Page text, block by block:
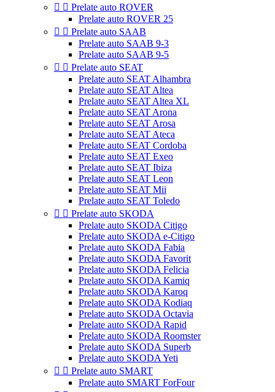
  Prelate auto ROVER
Prelate auto ROVER 25
  Prelate auto SAAB
Prelate auto SAAB 9-3
Prelate auto SAAB 9-5
  Prelate auto SEAT
Prelate auto SEAT Alhambra
Prelate auto SEAT Altea
Prelate auto SEAT Altea XL
Prelate auto SEAT Arona
Prelate auto SEAT Arosa
Prelate auto SEAT Ateca
Prelate auto SEAT Cordoba
Prelate auto SEAT Exeo
Prelate auto SEAT Ibiza
Prelate auto SEAT Leon
Prelate auto SEAT Mii
Prelate auto SEAT Toledo
  Prelate auto SKODA
Prelate auto SKODA Citigo
Prelate auto SKODA e-Citigo
Prelate auto SKODA Fabia
Prelate auto SKODA Favorit
Prelate auto SKODA Felicia
Prelate auto SKODA Kamiq
Prelate auto SKODA Karoq
Prelate auto SKODA Kodiaq
Prelate auto SKODA Octavia
Prelate auto SKODA Rapid
Prelate auto SKODA Roomster
Prelate auto SKODA Superb
Prelate auto SKODA Yeti
  Prelate auto SMART
Prelate auto SMART ForFour